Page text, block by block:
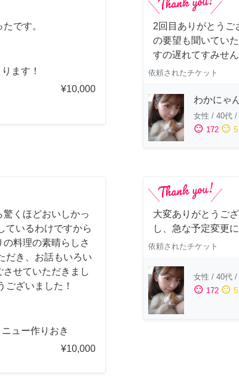
です。
ます！
¥10,000
2回目ありがとうご
の要望も聞いてい
すの遅れてすみせん
依頼されたチケット
わかにゃ
女性 / 40代 /
sentiment_satisfied 172 sentiment_neutral 5
くほどおいしかっ
ているわけですから
料理の素晴らしさ
だき、お話もいろい
せていただきまし
ございました！
ュー作りおき
¥10,000
大変ありがとうご
し、急な予定変更
依頼されたチケット
女性 / 40代 /
sentiment_satisfied 172 sentiment_neutral 5